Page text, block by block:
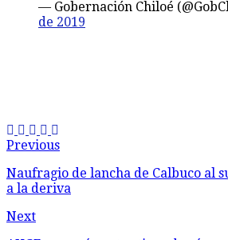
— Gobernación Chiloé
de 2019
Previous
Naufragio de lancha de Calbuco al
a la deriva
Next